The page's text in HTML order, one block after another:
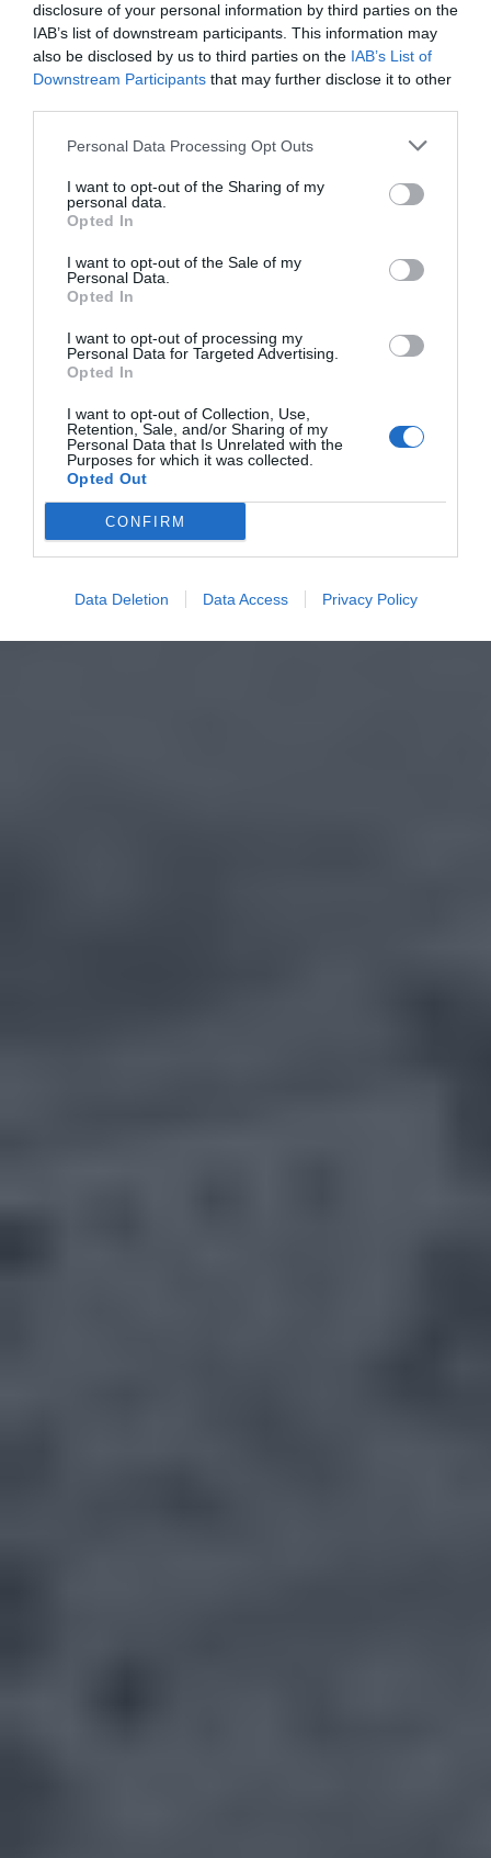
disclosure of your personal information by third parties on the
IAB’s list of downstream participants. This information may
also be disclosed by us to third parties on the IAB’s List of
Downstream Participants that may further disclose it to other
Personal Data Processing Opt Outs
I want to opt-out of the Sharing of my
personal data.
Opted In
I want to opt-out of the Sale of my
Personal Data.
Opted In
I want to opt-out of processing my
Personal Data for Targeted Advertising.
Opted In
I want to opt-out of Collection, Use,
Retention, Sale, and/or Sharing of my
Personal Data that Is Unrelated with the
Purposes for which it was collected.
Opted Out
CONFIRM
Data Deletion Data Access Privacy Policy